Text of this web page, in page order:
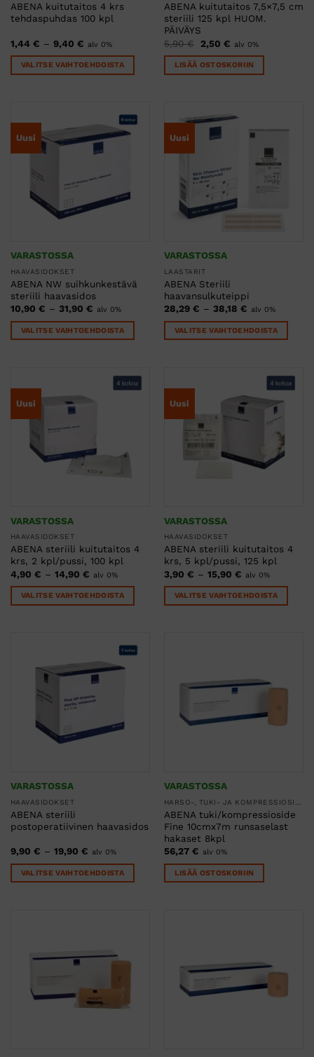
ABENA kuitutaitos 4 krs
tehdaspuhdas 100 kpl
1,44 € – 9,40 €Hintaluokka:
-
9,40 €
alv 0%
VALITSE VAIHTOEHDOISTA
useampi
muunnelma.
Voit
tuotteen
ABENA kuitutaitos 7,5×7,5 cm
steriili 125 kpl HUOM.
PÄIVÄYS
5,90€ Alkuperäinen
hinta
oli:
5,90 €.
2,50 €Nykyinen
on:
2,50 €.
alv 0%
LISÄÄ OSTOSKORIIN
Uusi
VARASTOSSA
HAAVASIDOKSET
ABENA NW suihkunkestävä
steriili haavasidos
10,90 € – 31,90 €Hintaluokka:
-
31,90 €
alv 0%
VALITSE VAIHTOEHDOISTA
useampi
muunnelma.
Voit
valinnat
tuotteen
Uusi
VARASTOSSA
LAASTARIT
ABENA Steriili
haavansulkuteippi
28,29 € – 38,18 €Hintaluokka:
-
38,18 €
alv 0%
VALITSE VAIHTOEHDOISTA
useampi
muunnelma.
Voit
tehdä
valinnat
Uusi
VARASTOSSA
HAAVASIDOKSET
ABENA steriili kuitutaitos 4
krs, 2 kpl/pussi, 100 kpl
4,90 € – 14,90 €Hintaluokka:
-
14,90 €
alv 0%
VALITSE VAIHTOEHDOISTA
muunnelma.
tuotteen
Uusi
VARASTOSSA
HAAVASIDOKSET
ABENA steriili kuitutaitos 4
krs, 5 kpl/pussi, 125 kpl
3,90 € – 15,90 €Hintaluokka:
-
15,90 €
alv 0%
VALITSE VAIHTOEHDOISTA
Voit
valinnat
tuotteen
VARASTOSSA
HAAVASIDOKSET
ABENA steriili
postoperatiivinen haavasidos
9,90 € – 19,90 €Hintaluokka:
-
19,90 €
alv 0%
VALITSE VAIHTOEHDOISTA
valinnat
VARASTOSSA
ABENA tuki/kompressioside
Fine 10cmx7m runsaselast
hakaset 8kpl
56,27 € alv 0%
LISÄÄ OSTOSKORIIN